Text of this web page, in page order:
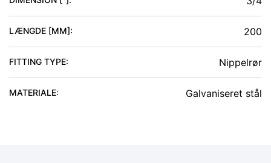
LÆNGDE [MM]: 200
FITTING TYPE: Nippelrør
MATERIALE: Galvaniseret stål